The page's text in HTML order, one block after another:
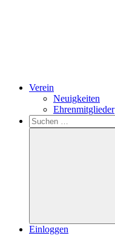
Verein
Neuigkeiten
Ehrenmitglieder
Search
Suchen
nach:
Einloggen